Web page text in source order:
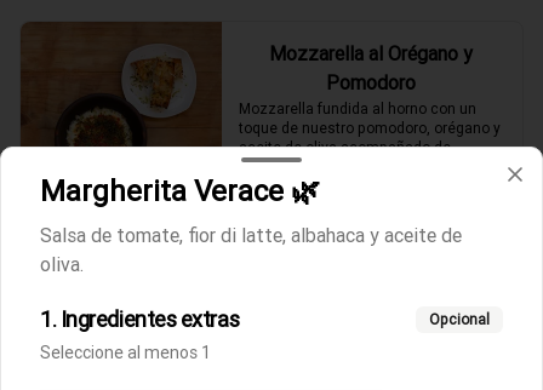
Mozzarella al Orégano y
Pomodoro
Mozzarella fundida al horno con un
toque de nuestro pomodoro, orégano y
aceite de oliva acompañado de
focaccia.
$9.100
queso parmesano fresco acompañado
Margherita Verace 🌿
Salsa de tomate, fior di latte, albahaca y aceite de
oliva.
1. Ingredientes extras Opcional
Seleccione al menos 1